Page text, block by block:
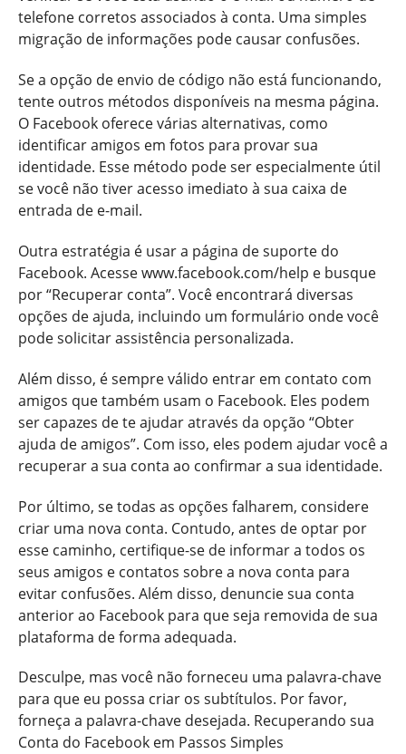
telefone corretos associados à conta. Uma simples
migração de informações pode causar confusões.
Se a opção de envio de código não está funcionando,
tente outros métodos disponíveis na mesma página.
O Facebook oferece várias alternativas, como
identificar amigos em fotos para provar sua
identidade. Esse método pode ser especialmente útil
se você não tiver acesso imediato à sua caixa de
entrada de e-mail.
Outra estratégia é usar a página de suporte do
Facebook. Acesse www.facebook.com/help e busque
por “Recuperar conta”. Você encontrará diversas
opções de ajuda, incluindo um formulário onde você
pode solicitar assistência personalizada.
Além disso, é sempre válido entrar em contato com
amigos que também usam o Facebook. Eles podem
ser capazes de te ajudar através da opção “Obter
ajuda de amigos”. Com isso, eles podem ajudar você a
recuperar a sua conta ao confirmar a sua identidade.
Por último, se todas as opções falharem, considere
criar uma nova conta. Contudo, antes de optar por
esse caminho, certifique-se de informar a todos os
seus amigos e contatos sobre a nova conta para
evitar confusões. Além disso, denuncie sua conta
anterior ao Facebook para que seja removida de sua
plataforma de forma adequada.
Desculpe, mas você não forneceu uma palavra-chave
para que eu possa criar os subtítulos. Por favor,
forneça a palavra-chave desejada. Recuperando sua
Conta do Facebook em Passos Simples